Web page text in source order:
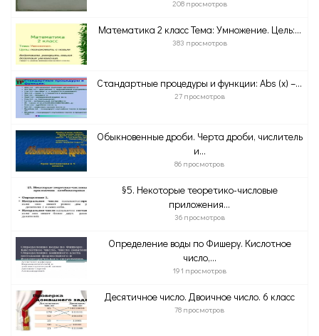
208 просмотров
Математика 2 класс Тема: Умножение. Цель:...
383 просмотров
Стандартные процедуры и функции: Abs (x) –...
27 просмотров
Обыкновенные дроби. Черта дроби, числитель
и...
86 просмотров
§5. Некоторые теоретико-числовые
приложения...
36 просмотров
Определение воды по Фишеру. Кислотное
число,...
191 просмотров
Десятичное число. Двоичное число. 6 класс
78 просмотров